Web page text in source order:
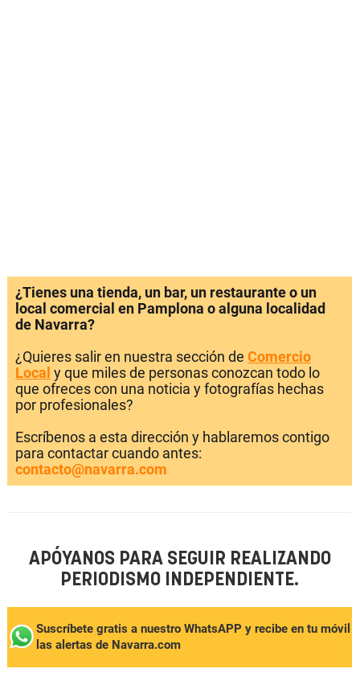
¿Tienes una tienda, un bar, un restaurante o un
local comercial en Pamplona o alguna localidad
de Navarra?
¿Quieres salir en nuestra sección de Comercio
Local y que miles de personas conozcan todo lo
que ofreces con una noticia y fotografías hechas
por profesionales?
Escríbenos a esta dirección y hablaremos contigo
para contactar cuando antes:
contacto@navarra.com
APÓYANOS PARA SEGUIR REALIZANDO
PERIODISMO INDEPENDIENTE.
Suscríbete gratis a nuestro WhatsAPP y recibe en tu móvil
las alertas de Navarra.com